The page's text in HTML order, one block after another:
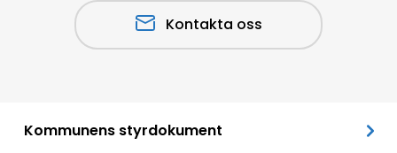
Kontakta oss
Kommunens styrdokument